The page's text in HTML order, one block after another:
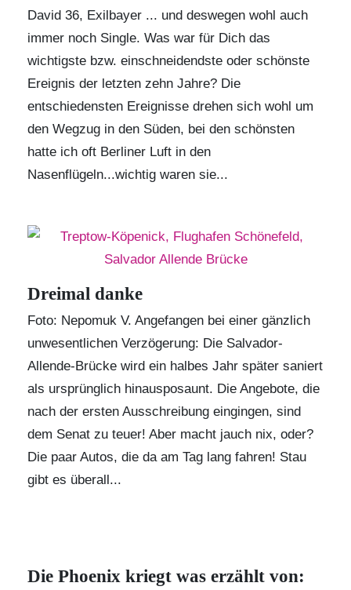
David 36, Exilbayer ... und deswegen wohl auch
immer noch Single. Was war für Dich das
wichtigste bzw. einschneidendste oder schönste
Ereignis der letzten zehn Jahre? Die
entschiedensten Ereignisse drehen sich wohl um
den Wegzug in den Süden, bei den schönsten
hatte ich oft Berliner Luft in den
Nasenflügeln...wichtig waren sie...
Dreimal danke
Foto: Nepomuk V. Angefangen bei einer gänzlich
unwesentlichen Verzögerung: Die Salvador-
Allende-Brücke wird ein halbes Jahr später saniert
als ursprünglich hinausposaunt. Die Angebote, die
nach der ersten Ausschreibung eingingen, sind
dem Senat zu teuer! Aber macht jauch nix, oder?
Die paar Autos, die da am Tag lang fahren! Stau
gibt es überall...
Die Phoenix kriegt was erzählt von: